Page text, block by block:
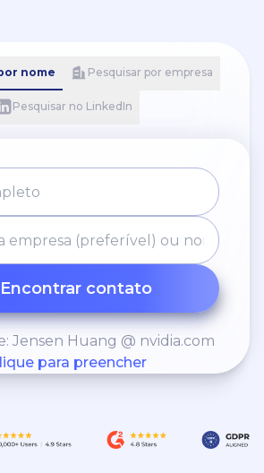
nome Pesquisar por empresa
Pesquisar no LinkedIn
Encontrar contato
Jensen Huang @ nvidia.com
para preencher